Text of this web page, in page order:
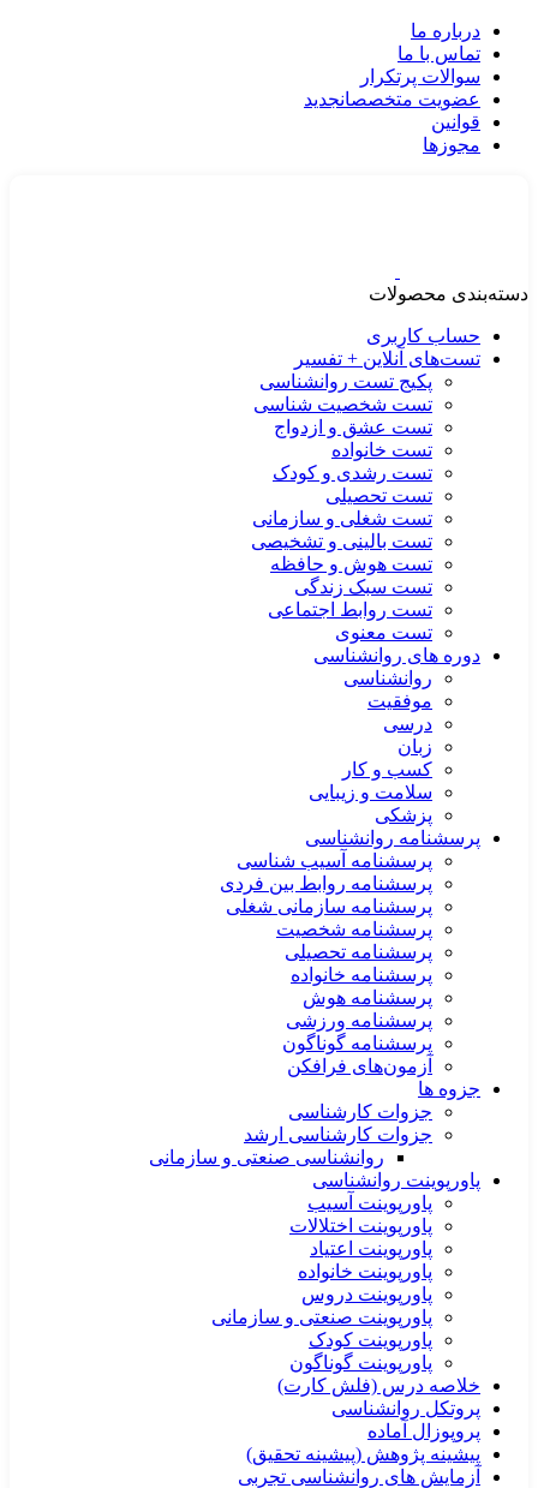
درباره ما
تماس با ما
سوالات پرتکرار
عضویت متخصصانجدید
قوانین
مجوزها
دسته‌بندی محصولات
حساب کاربری
تست‌های آنلاین + تفسیر
پکیج تست روانشناسی
تست شخصیت شناسی
تست عشق و ازدواج
تست خانواده
تست رشدی و کودک
تست تحصیلی
تست شغلی و سازمانی
تست بالینی و تشخیصی
تست هوش و حافظه
تست سبک زندگی
تست روابط اجتماعی
تست معنوی
دوره های روانشناسی
روانشناسی
موفقیت
درسی
زبان
کسب و کار
سلامت و زیبایی
پزشکی
پرسشنامه روانشناسی
پرسشنامه آسیب شناسی
پرسشنامه روابط بین فردی
پرسشنامه سازمانی شغلی
پرسشنامه شخصیت
پرسشنامه تحصیلی
پرسشنامه خانواده
پرسشنامه هوش
پرسشنامه ورزشی
پرسشنامه گوناگون
آزمون‌های فرافکن
جزوه ها
جزوات کارشناسی
جزوات کارشناسی ارشد
روانشناسی صنعتی و سازمانی
پاورپوینت روانشناسی
پاورپوینت آسیب
پاورپوینت اختلالات
پاورپوینت اعتیاد
پاورپوینت خانواده
پاورپوینت دروس
پاورپوینت صنعتی و سازمانی
پاورپوینت کودک
پاورپوینت گوناگون
خلاصه درس (فلش کارت)
پروتکل روانشناسی
پروپوزال آماده
پیشینه پژوهش (پیشینه تحقیق)
آزمایش های روانشناسی تجربی